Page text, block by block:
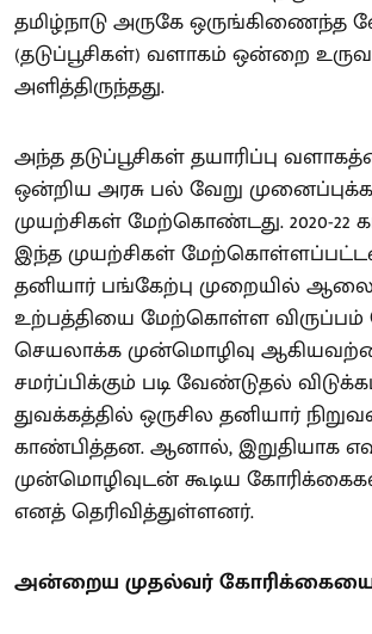
தமிழ்நாடு அருகே ஒருங்கிணைந்த
(தடுப்பூசிகள்) வளாகம் ஒன்றை
அளித்திருந்தது.
அந்த தடுப்பூசிகள் தயாரிப்பு
ஒன்றிய அரசு பல் வேறு
முயற்சிகள் மேற்கொண்டது. 2020-22
இந்த முயற்சிகள்
தனியார் பங்கேற்பு முறையில்
உற்பத்தியை மேற்கொள்ள விருப்பம்
செயலாக்க முன்மொழிவு
சமர்ப்பிக்கும் படி வேண்டுதல்
துவக்கத்தில் ஒருசில தனியார்
காண்பித்தன. ஆனால், இறுதியாக
முன்மொழிவுடன் கூடிய
எனத் தெரிவித்துள்ளனர்.
அன்றைய முதல்வர் கோரிக்கையை